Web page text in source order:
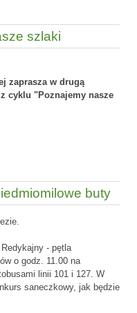
szlaki
zaprasza w drugą
cyklu "Poznajemy nasze
buty
- pętla
o godz. 11.00 na
linii 101 i 127. W
saneczkowy, jak będzie